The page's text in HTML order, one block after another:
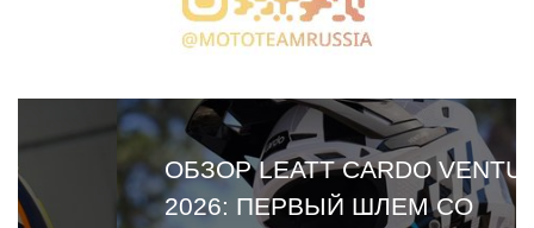
ОБЗОР LEATT CARDO VENTURE
2026: ПЕРВЫЙ ШЛЕМ СО